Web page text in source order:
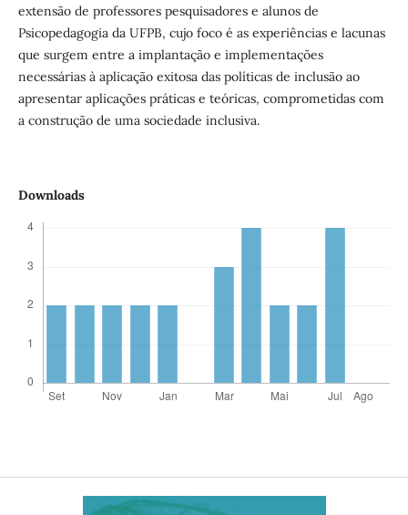
extensão de professores pesquisadores e alunos de
Psicopedagogia da UFPB, cujo foco é as experiências e lacunas
que surgem entre a implantação e implementações
necessárias à aplicação exitosa das políticas de inclusão ao
apresentar aplicações práticas e teóricas, comprometidas com
a construção de uma sociedade inclusiva.
Downloads